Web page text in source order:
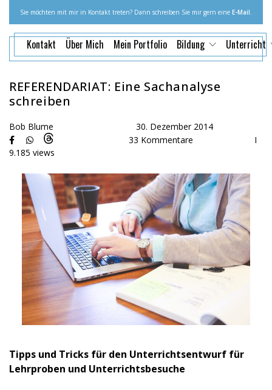
Sie möchten mit mir in Kontakt treten? Dann schreiben Sie mir gern eine E-Mail.
Kontakt Über Mich Mein Portfolio Bildung Unterricht
REFERENDARIAT: Eine Sachanalyse
schreiben
Bob Blume
30. Dezember 2014
33 Kommentare
I
9.185 views
Tipps und Tricks für den Unterrichtsentwurf für
Lehrproben und Unterrichtsbesuche